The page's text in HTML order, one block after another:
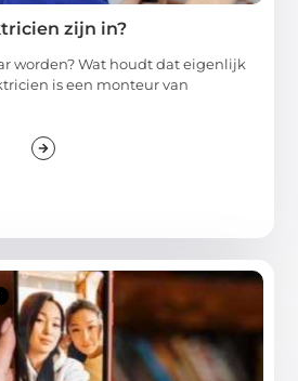
zijn in?
worden? Wat houdt dat eigenlijk
is een monteur van